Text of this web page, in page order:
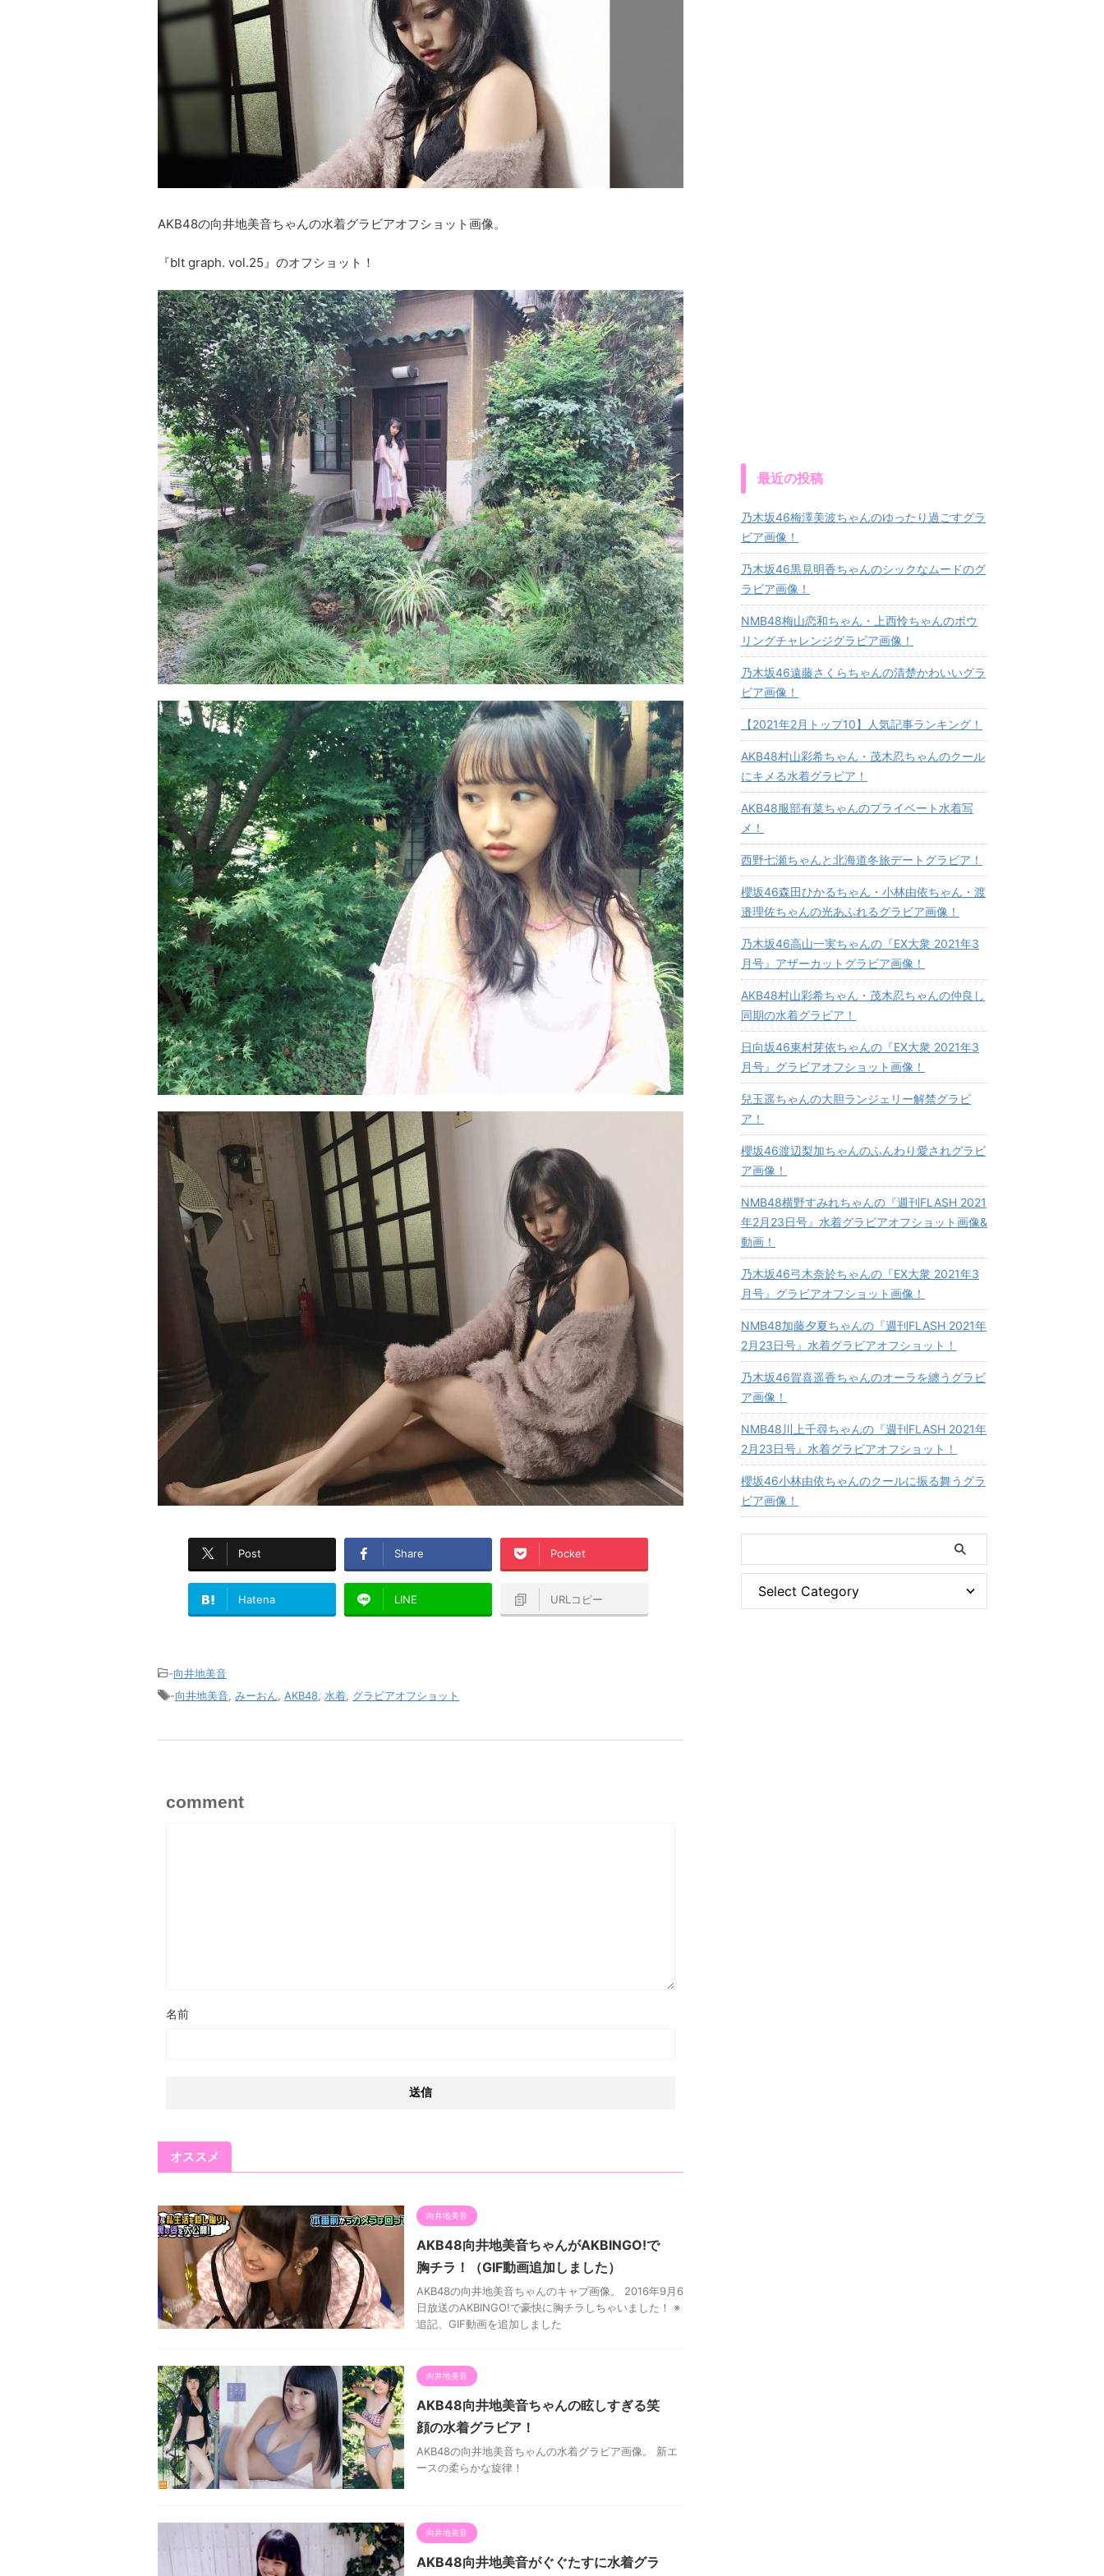
AKB48の向井地美音ちゃんの水着グラビアオフショット画像。
『blt graph. vol.25』のオフショット！
Post Share Pocket
Hatena LINE URLコピー
-向井地美音
-向井地美音 みーおん AKB48 水着 グラビアオフショット
comment
名前
オススメ
向井地美音
AKB48向井地美音ちゃんがAKBINGO!で
胸チラ！（GIF動画追加しました）
AKB48の向井地美音ちゃんのキャプ画像。 2016年9月6
日放送のAKBINGO!で豪快に胸チラしちゃいました！ ※
追記、GIF動画を追加しました
向井地美音
AKB48向井地美音ちゃんの眩しすぎる笑
顔の水着グラビア！
AKB48の向井地美音ちゃんの水着グラビア画像。 新エ
ースの柔らかな旋律！
向井地美音
AKB48向井地美音がぐぐたすに水着グラ
最近の投稿
乃木坂46梅澤美波ちゃんのゆったり過ごすグラ
ビア画像！
乃木坂46黒見明香ちゃんのシックなムードのグ
ラビア画像！
NMB48梅山恋和ちゃん・上西怜ちゃんのボウ
リングチャレンジグラビア画像！
乃木坂46遠藤さくらちゃんの清楚かわいいグラ
ビア画像！
【2021年2月トップ10】人気記事ランキング！
AKB48村山彩希ちゃん・茂木忍ちゃんのクール
にキメる水着グラビア！
AKB48服部有菜ちゃんのプライベート水着写
メ！
西野七瀬ちゃんと北海道冬旅デートグラビア！
櫻坂46森田ひかるちゃん・小林由依ちゃん・渡
邉理佐ちゃんの光あふれるグラビア画像！
乃木坂46高山一実ちゃんの『EX大衆 2021年3
月号』アザーカットグラビア画像！
AKB48村山彩希ちゃん・茂木忍ちゃんの仲良し
同期の水着グラビア！
日向坂46東村芽依ちゃんの『EX大衆 2021年3
月号』グラビアオフショット画像！
兒玉遥ちゃんの大胆ランジェリー解禁グラビ
ア！
櫻坂46渡辺梨加ちゃんのふんわり愛されグラビ
ア画像！
NMB48横野すみれちゃんの『週刊FLASH 2021
年2月23日号』水着グラビアオフショット画像&
動画！
乃木坂46弓木奈於ちゃんの『EX大衆 2021年3
月号』グラビアオフショット画像！
NMB48加藤夕夏ちゃんの『週刊FLASH 2021年
2月23日号』水着グラビアオフショット！
乃木坂46賀喜遥香ちゃんのオーラを纏うグラビ
ア画像！
NMB48川上千尋ちゃんの『週刊FLASH 2021年
2月23日号』水着グラビアオフショット！
櫻坂46小林由依ちゃんのクールに振る舞うグラ
ビア画像！